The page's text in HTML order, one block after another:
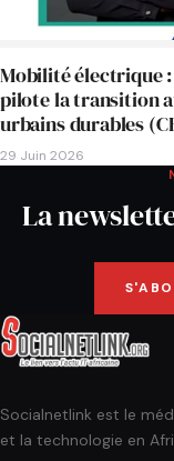
Mobilité électrique
pilote la transition
urbains durables
29 Juin 2026
La
Socialnetlink est le
et la technologie en